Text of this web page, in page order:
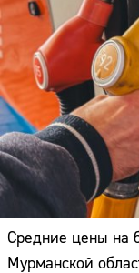
Средние цены на
Мурманской